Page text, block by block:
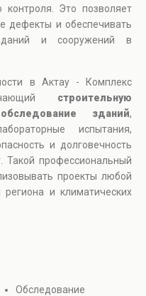
контроля. Это позволяет
дефекты и обеспечивать
и сооружений в
в Актау - Комплекс
строительную
зданий,
испытания,
и долговечность
Такой профессиональный
проекты любой
и климатических
Обследование